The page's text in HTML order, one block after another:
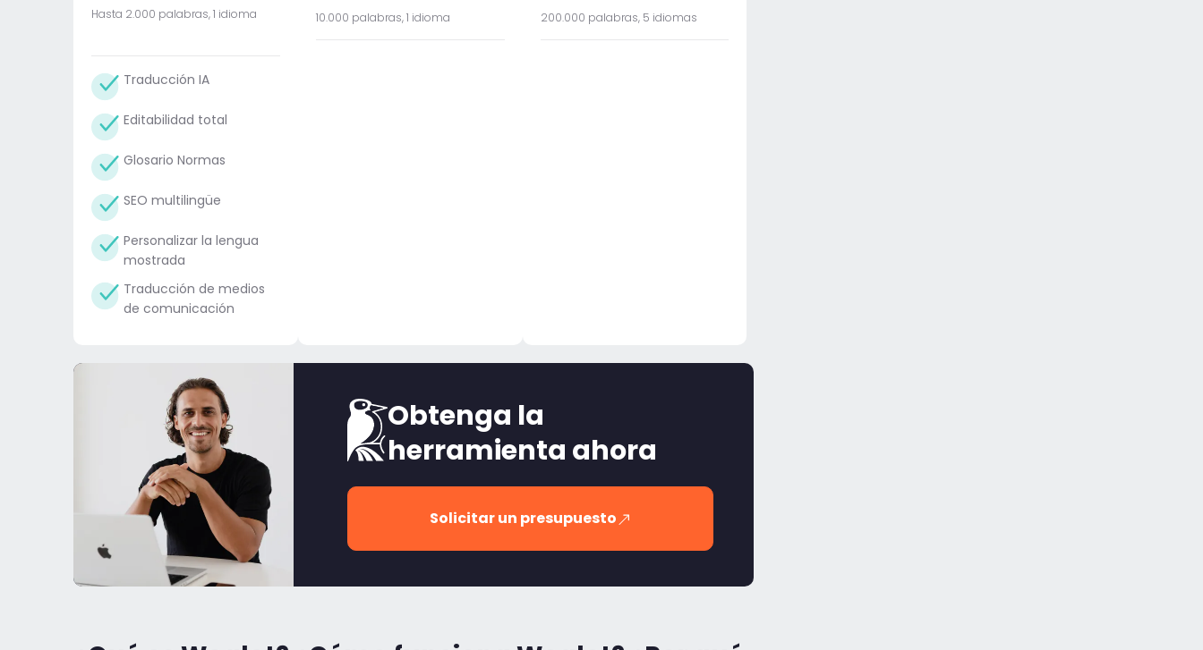
Hasta 2.000 palabras, 1 idioma
Traducción IA
Editabilidad total
Glosario Normas
SEO multilingüe
Personalizar la lengua
mostrada
Traducción de medios
de comunicación
10.000 palabras, 1 idioma 200.000 palabras, 5 idiomas
Obtenga la
herramienta ahora
Solicitar un presupuesto